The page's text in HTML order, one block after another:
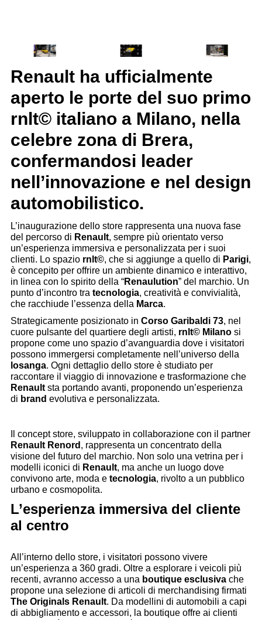
Renault ha ufficialmente
aperto le porte del suo primo
rnlt© italiano a Milano, nella
celebre zona di Brera,
confermandosi leader
nell’innovazione e nel design
automobilistico.
L’inaugurazione dello store rappresenta una nuova fase
del percorso di Renault, sempre più orientato verso
un’esperienza immersiva e personalizzata per i suoi
clienti. Lo spazio rnlt©, che si aggiunge a quello di Parigi,
è concepito per offrire un ambiente dinamico e interattivo,
in linea con lo spirito della “Renaulution” del marchio. Un
punto d’incontro tra tecnologia, creatività e convivialità,
che racchiude l’essenza della Marca.
Strategicamente posizionato in Corso Garibaldi 73, nel
cuore pulsante del quartiere degli artisti, rnlt© Milano si
propone come uno spazio d’avanguardia dove i visitatori
possono immergersi completamente nell’universo della
losanga. Ogni dettaglio dello store è studiato per
raccontare il viaggio di innovazione e trasformazione che
Renaultsta portando avanti, proponendo un’esperienza
di brand evolutiva e personalizzata.
Il concept store, sviluppato in collaborazione con il partner
Renault Renord , rappresenta un concentrato della
visione del futuro del marchio. Non solo una vetrina per i
modelli iconici di Renault, ma anche un luogo dove
convivono arte, moda e tecnologia, rivolto a un pubblico
urbano e cosmopolita.
L’esperienza immersiva del cliente
al centro
All’interno dello store, i visitatori possono vivere
un’esperienza a 360 gradi. Oltre a esplorare i veicoli più
recenti, avranno accesso a una boutique esclusiva che
propone una selezione di articoli di merchandising firmati
The Originals Renault. Da modellini di automobili a capi
di abbigliamento e accessori, la boutique offre ai clienti